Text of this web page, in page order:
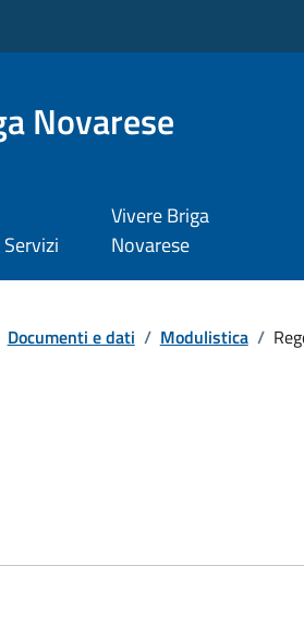
Novarese
Servizi
Vivere Briga
Novarese
Documenti e dati / Modulistica /